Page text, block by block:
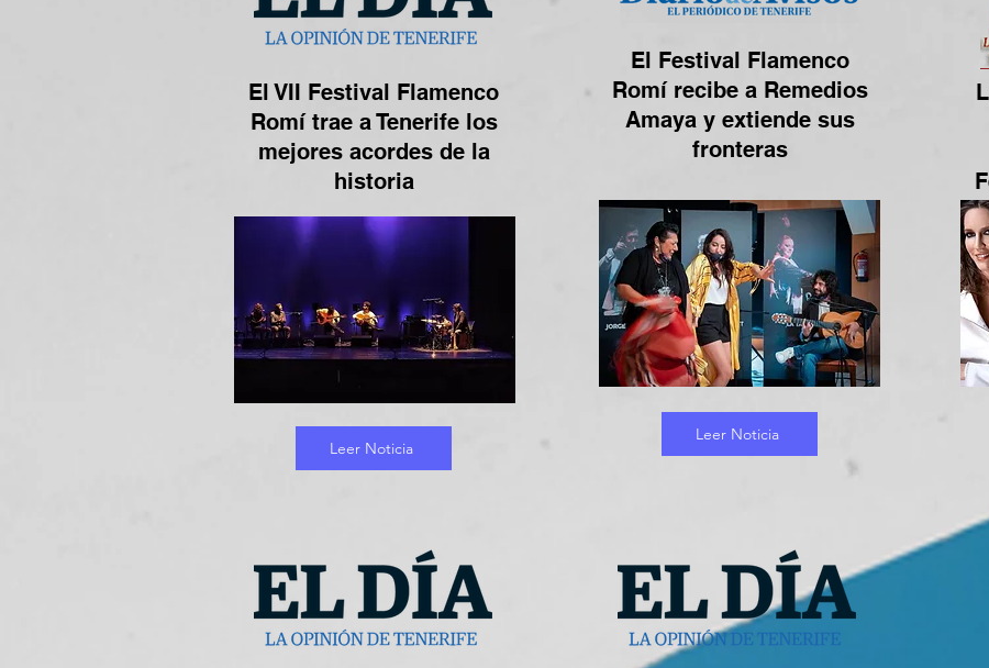
El VII Festival Flamenco
Romí trae a Tenerife los
mejores acordes de la
historia
Leer Noticia
El Festival Flamenco
Romí recibe a Remedios
Amaya y extiende sus
fronteras
Leer Noticia